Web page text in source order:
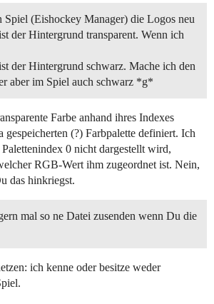
Spiel (Eishockey Manager) die Logos neu
der Hintergrund transparent. Wenn ich
der Hintergrund schwarz. Mache ich den
aber im Spiel auch schwarz *g*
Farbe anhand ihres Indexes
gespeicherten (?) Farbpalette definiert. Ich
0 nicht dargestellt wird,
RGB-Wert ihm zugeordnet ist. Nein,
das hinkriegst.
mal so ne Datei zusenden wenn Du die
ich kenne oder besitze weder